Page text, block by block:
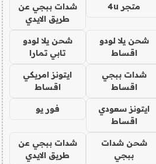
متجر 4u
شدات ببجي عن
طريق الايدي
شحن يلا لودو
اقساط
شحن يلا لودو
تابي تمارا
شدات ببجي
اقساط
ايتونز امريكي
اقساط
ايتونز سعودي
اقساط
فور يو
شحن شدات
ببجي
شدات ببجي عن
طريق الايدي